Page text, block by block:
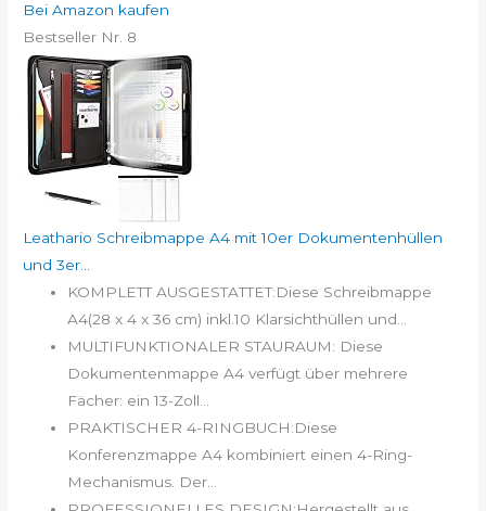
Bei Amazon kaufen
Bestseller Nr. 8
Leathario Schreibmappe A4 mit 10er Dokumentenhüllen
und 3er...
KOMPLETT AUSGESTATTET:Diese Schreibmappe
A4(28 x 4 x 36 cm) inkl.10 Klarsichthüllen und...
MULTIFUNKTIONALER STAURAUM: Diese
Dokumentenmappe A4 verfügt über mehrere
Fächer: ein 13-Zoll...
PRAKTISCHER 4-RINGBUCH:Diese
Konferenzmappe A4 kombiniert einen 4-Ring-
Mechanismus. Der...